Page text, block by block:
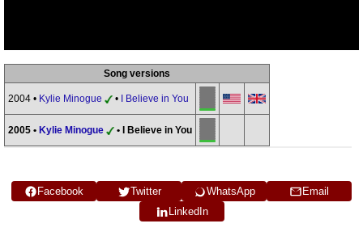
Song versions
2004 • Kylie Minogue • I Believe in You
2005 • Kylie Minogue • I Believe in You
Facebook Twitter WhatsApp
Email
LinkedIn